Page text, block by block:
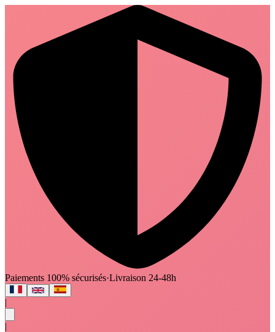
Paiements 100% sécurisés·Livraison 24-48h
|
|